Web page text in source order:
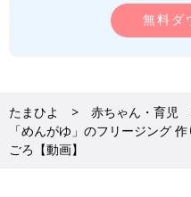
無料ダ
たまひよ 赤ちゃん・育児
「めんがゆ」のフリージング
ごろ【動画】